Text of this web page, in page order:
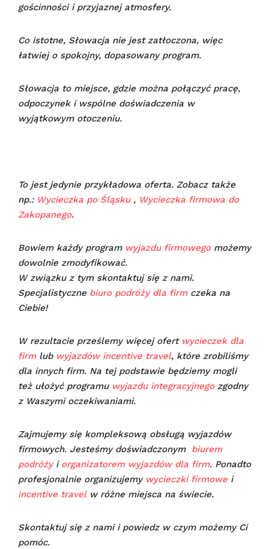
gościnności i przyjaznej atmosfery.
Co istotne, Słowacja nie jest zatłoczona, więc
łatwiej o spokojny, dopasowany program.
Słowacja to miejsce, gdzie można połączyć pracę,
odpoczynek i wspólne doświadczenia w
wyjątkowym otoczeniu.
To jest jedynie przykładowa oferta. Zobacz także
np.: Wycieczka po Śląsku, Wycieczka firmowa do
Zakopanego.
Bowiem każdy program wyjazdu firmowegomożemy
dowolnie zmodyfikować.
W związku z tym skontaktuj się z nami.
Specjalistyczne biuro podróży dla firmczeka na
Ciebie!
W rezultacie prześlemy więcej ofert wycieczek dla
firmlub wyjazdów incentive travel, które zrobiliśmy
dla innych firm. Na tej podstawie będziemy mogli
też ułożyć programu wyjazdu integracyjnegozgodny
z Waszymi oczekiwaniami.
Zajmujemy się kompleksową obsługą wyjazdów
firmowych. Jesteśmy doświadczonym biurem
podróżyi organizatorem wyjazdów dla firm. Ponadto
profesjonalnie organizujemy wycieczki firmowe i
incentive travelw różne miejsca na świecie.
Skontaktuj się z nami i powiedz w czym możemy Ci
pomóc.